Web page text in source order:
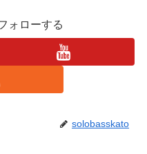
ォローする
solobasskato